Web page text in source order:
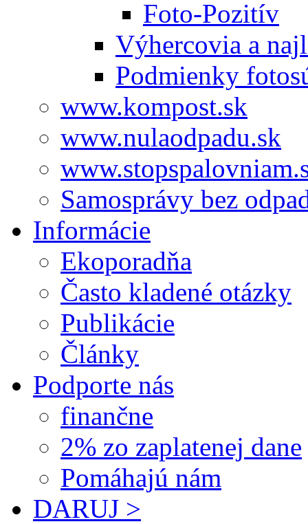
Foto-Pozitív
Výhercovia a
Podmienky
www.kompost.sk
www.nulaodpadu.sk
Samosprávy bez
Informácie
Ekoporadňa
Často kladené otázky
Publikácie
Články
Podporte nás
finančne
2% zo zaplatenej dane
Pomáhajú nám
DARUJ >